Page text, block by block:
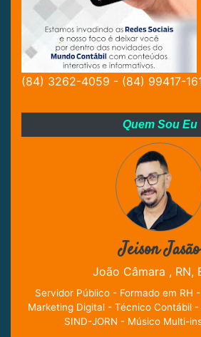
(84) 3262-4059 - (84) 99417-
Quem Sou Eu
Jeison Jasão
João Câmara , RN,
Servidor Público - Formado em RH
Marketing Digital - Técnico Contábil
SIND-JORN - Músico Multi-